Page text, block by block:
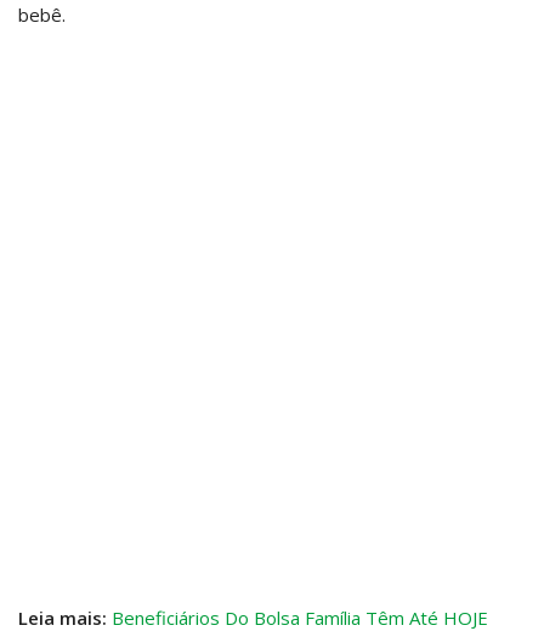
bebê.
Leia mais: Beneficiários Do Bolsa Família Têm Até HOJE